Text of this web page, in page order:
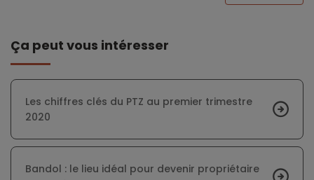
Ça peut vous intéresser
Les chiffres clés du PTZ au premier trimestre
2020
Bandol : le lieu idéal pour devenir propriétaire